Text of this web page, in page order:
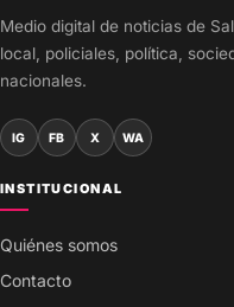
Medio digital de noticias de
local, policiales, política,
nacionales.
IG FB X WA
INSTITUCIONAL
Quiénes somos
Contacto